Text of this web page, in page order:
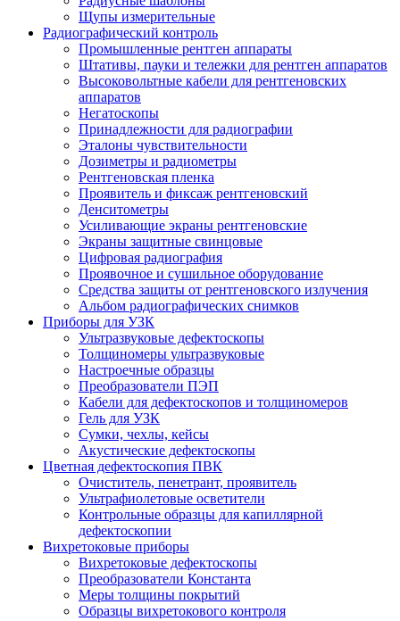
Щупы измерительные
Радиографический контроль
Промышленные рентген аппараты
Штативы, пауки и тележки для рентген аппаратов
Высоковольтные кабели для рентгеновских
аппаратов
Негатоскопы
Принадлежности для радиографии
Эталоны чувствительности
Дозиметры и радиометры
Рентгеновская пленка
Проявитель и фиксаж рентгеновский
Денситометры
Усиливающие экраны рентгеновские
Экраны защитные свинцовые
Цифровая радиография
Проявочное и сушильное оборудование
Средства защиты от рентгеновского излучения
Альбом радиографических снимков
Приборы для УЗК
Ультразвуковые дефектоскопы
Толщиномеры ультразвуковые
Настроечные образцы
Преобразователи ПЭП
Кабели для дефектоскопов и толщиномеров
Гель для УЗК
Сумки, чехлы, кейсы
Акустические дефектоскопы
Цветная дефектоскопия ПВК
Очиститель, пенетрант, проявитель
Ультрафиолетовые осветители
Контрольные образцы для капиллярной
дефектоскопии
Вихретоковые приборы
Вихретоковые дефектоскопы
Преобразователи Константа
Меры толщины покрытий
Образцы вихретокового контроля